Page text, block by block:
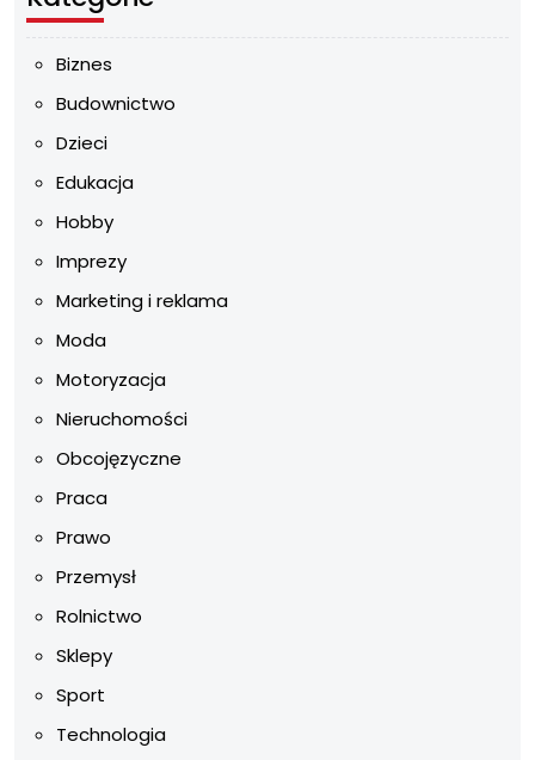
Biznes
Budownictwo
Dzieci
Edukacja
Hobby
Imprezy
Marketing i reklama
Moda
Motoryzacja
Nieruchomości
Obcojęzyczne
Praca
Prawo
Przemysł
Rolnictwo
Sklepy
Sport
Technologia